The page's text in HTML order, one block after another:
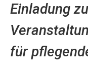
Einladung
für